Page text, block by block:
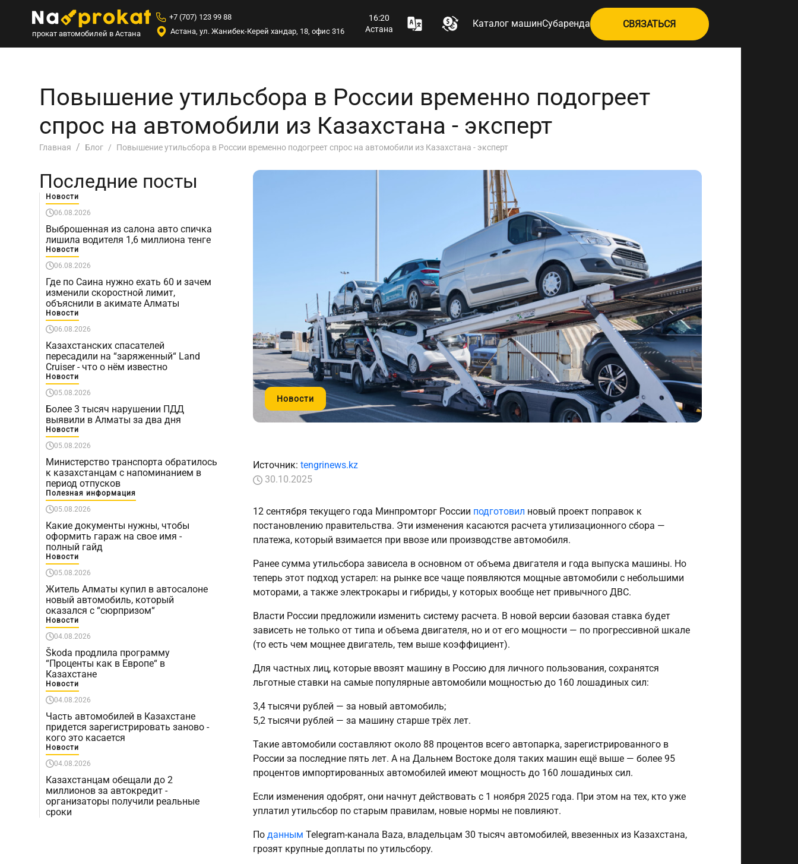
прокат автомобилей в Астана
+7 (707) 123 99 88
Астана, ул. Жанибек-Керей хандар, 18, офис 316
16:20
Астана
Каталог машинСубаренда СВЯЗАТЬСЯ
Повышение утильсбора в России временно подогреет
спрос на автомобили из Казахстана - эксперт
Главная Блог Повышение утильсбора в России временно подогреет спрос на автомобили из Казахстана - эксперт
Последние посты
Новости
06.08.2026
Выброшенная из салона авто спичка
лишила водителя 1,6 миллиона тенге
Новости
06.08.2026
Где по Саина нужно ехать 60 и зачем
изменили скоростной лимит,
объяснили в акимате Алматы
Новости
06.08.2026
Казахстанских спасателей
пересадили на “заряженный“ Land
Cruiser - что о нём известно
Новости
05.08.2026
Более 3 тысяч нарушении ПДД
выявили в Алматы за два дня
Новости
05.08.2026
Министерство транспорта обратилось
к казахстанцам с напоминанием в
период отпусков
Полезная информация
05.08.2026
Какие документы нужны, чтобы
оформить гараж на свое имя -
полный гайд
Новости
05.08.2026
Житель Алматы купил в автосалоне
новый автомобиль, который
оказался с “сюрпризом“
Новости
04.08.2026
Škoda продлила программу
“Проценты как в Европе“ в
Казахстане
Новости
04.08.2026
Часть автомобилей в Казахстане
придется зарегистрировать заново -
кого это касается
Новости
04.08.2026
Казахстанцам обещали до 2
миллионов за автокредит -
организаторы получили реальные
сроки
Новости
Источник: tengrinews.kz
30.10.2025
12 сентября текущего года Минпромторг России подготовил новый проект поправок к
постановлению правительства. Эти изменения касаются расчета утилизационного сбора —
платежа, который взимается при ввозе или производстве автомобиля.
Ранее сумма утильсбора зависела в основном от объема двигателя и года выпуска машины. Но
теперь этот подход устарел: на рынке все чаще появляются мощные автомобили с небольшими
моторами, а также электрокары и гибриды, у которых вообще нет привычного ДВС.
Власти России предложили изменить систему расчета. В новой версии базовая ставка будет
зависеть не только от типа и объема двигателя, но и от его мощности — по прогрессивной шкале
(то есть чем мощнее двигатель, тем выше коэффициент).
Для частных лиц, которые ввозят машину в Россию для личного пользования, сохранятся
льготные ставки на самые популярные автомобили мощностью до 160 лошадиных сил:
3,4 тысячи рублей — за новый автомобиль;
5,2 тысячи рублей — за машину старше трёх лет.
Такие автомобили составляют около 88 процентов всего автопарка, зарегистрированного в
России за последние пять лет. А на Дальнем Востоке доля таких машин ещё выше — более 95
процентов импортированных автомобилей имеют мощность до 160 лошадиных сил.
Если изменения одобрят, они начнут действовать с 1 ноября 2025 года. При этом на тех, кто уже
уплатил утильсбор по старым правилам, новые нормы не повлияют.
По данным Telegram-канала Baza, владельцам 30 тысяч автомобилей, ввезенных из Казахстана,
грозят крупные доплаты по утильсбору.